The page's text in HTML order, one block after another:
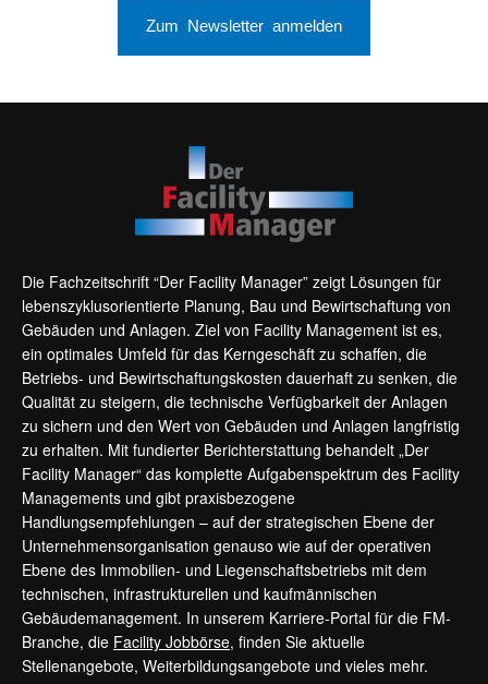
Zum Newsletter anmelden
Die Fachzeitschrift “Der Facility Manager” zeigt Lösungen für
lebenszyklusorientierte Planung, Bau und Bewirtschaftung von
Gebäuden und Anlagen. Ziel von Facility Management ist es,
ein optimales Umfeld für das Kerngeschäft zu schaffen, die
Betriebs- und Bewirtschaftungskosten dauerhaft zu senken, die
Qualität zu steigern, die technische Verfügbarkeit der Anlagen
zu sichern und den Wert von Gebäuden und Anlagen langfristig
zu erhalten. Mit fundierter Berichterstattung behandelt „Der
Facility Manager“ das komplette Aufgabenspektrum des Facility
Managements und gibt praxisbezogene
Handlungsempfehlungen – auf der strategischen Ebene der
Unternehmensorganisation genauso wie auf der operativen
Ebene des Immobilien- und Liegenschaftsbetriebs mit dem
technischen, infrastrukturellen und kaufmännischen
Gebäudemanagement. In unserem Karriere-Portal für die FM-
Branche, die Facility Jobbörse, finden Sie aktuelle
Stellenangebote, Weiterbildungsangebote und vieles mehr.